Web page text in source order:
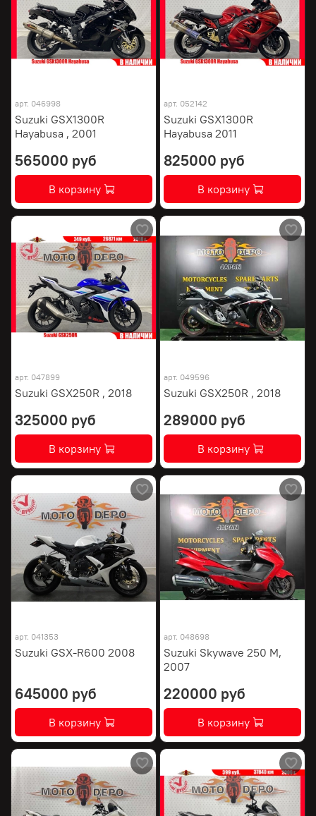
арт. 046998
Suzuki GSX1300R
Hayabusa , 2001
565000 руб
В корзину
арт. 052142
Suzuki GSX1300R
Hayabusa 2011
825000 руб
В корзину
арт. 047899
Suzuki GSX250R , 2018
325000 руб
В корзину
арт. 049596
Suzuki GSX250R , 2018
289000 руб
В корзину
арт. 041353
Suzuki GSX-R600 2008
645000 руб
В корзину
арт. 048698
Suzuki Skywave 250 M,
2007
220000 руб
В корзину